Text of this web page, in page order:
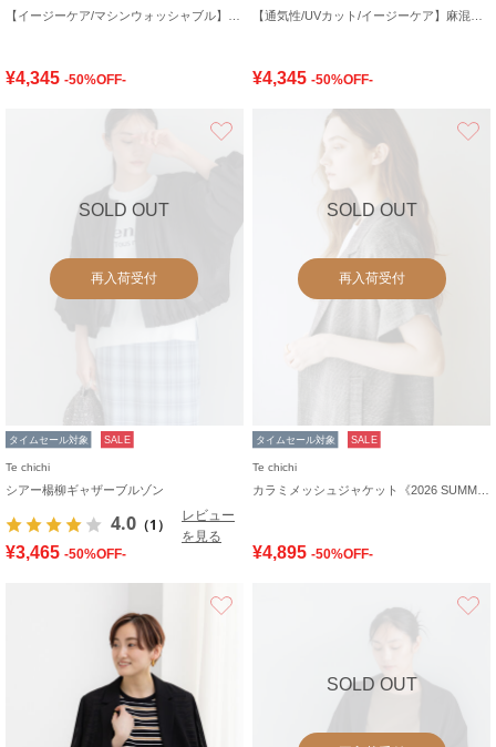
¥4,345 -50%OFF- ¥4,345 -50%OFF-
SOLD OUT
再入荷受付
タイムセール対象 SALE
Te chichi
シアー楊柳ギャザーブルゾン
4.0 （1）
レビュー
を見る
¥3,465 -50%OFF-
SOLD OUT
再入荷受付
タイムセール対象 SALE
Te chichi
¥4,895 -50%OFF-
SOLD OUT